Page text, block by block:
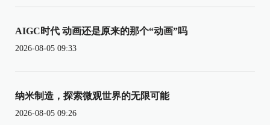
AIGC时代 动画还是原来的那个“动画”吗
2026-08-05 09:33
纳米制造，探索微观世界的无限可能
2026-08-05 09:26